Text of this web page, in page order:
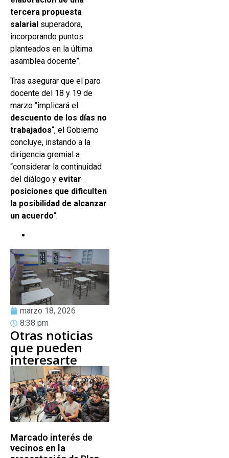
tercera propuesta
salarial superadora,
incorporando puntos
planteados en la última
asamblea docente”.
Tras asegurar que el paro
docente del 18 y 19 de
marzo “implicará el
descuento de los días no
trabajados“, el Gobierno
concluye, instando a la
dirigencia gremial a
“considerar la continuidad
del diálogo y evitar
posiciones que dificulten
la posibilidad de alcanzar
un acuerdo“.
marzo 18, 2026
8:38 pm
Otras noticias
que pueden
interesarte
Marcado interés de
vecinos en la